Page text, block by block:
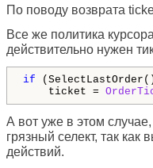
По поводу возврата
Все же политика
действительно нужен
if
ticket =
А вот уже в этом
грязный селект, так как
действий.